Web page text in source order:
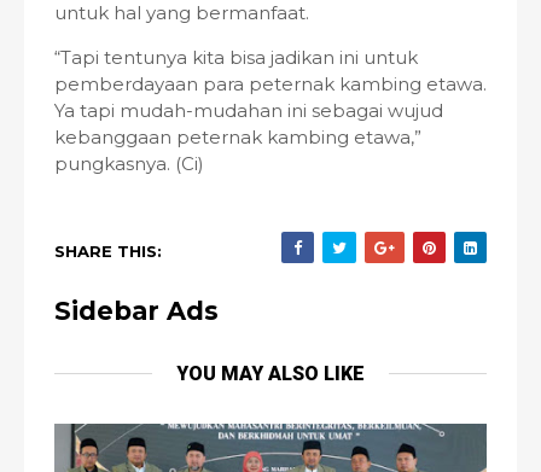
untuk hal yang bermanfaat.
“Tapi tentunya kita bisa jadikan ini untuk
pemberdayaan para peternak kambing etawa.
Ya tapi mudah-mudahan ini sebagai wujud
kebanggaan peternak kambing etawa,”
pungkasnya. (Ci)
SHARE THIS:
Sidebar Ads
YOU MAY ALSO LIKE